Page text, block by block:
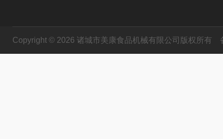
Copyright © 2026 诸城市美康食品机械有限公司版权所有